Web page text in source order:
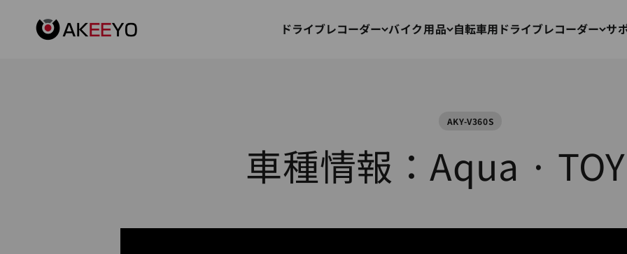
ドライブレコーダー バイク用品 自転車用ドライブレコーダー サ
AKEEYO Japan
AKY-V360S
車種情報：Aqua ·